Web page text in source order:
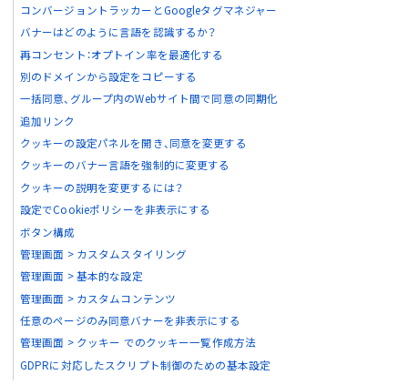
コンバージョントラッカーとGoogleタグマネジャー
バナーはどのように言語を認識するか？
再コンセント：オプトイン率を最適化する
別のドメインから設定をコピーする
一括同意、グループ内のWebサイト間で同意の同期化
追加リンク
クッキーの設定パネルを開き、同意を変更する
クッキーのバナー言語を強制的に変更する
クッキーの説明を変更するには？
設定でCookieポリシーを非表示にする
ボタン構成
管理画面 > カスタムスタイリング
管理画面 > 基本的な設定
管理画面 > カスタムコンテンツ
任意のページのみ同意バナーを非表示にする
管理画面 > クッキー でのクッキー一覧作成方法
GDPRに対応したスクリプト制御のための基本設定